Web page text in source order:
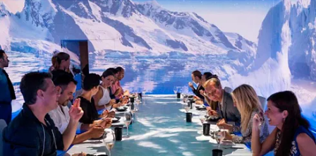
FOTO
CONCORSI
EVENTI
VIDEO